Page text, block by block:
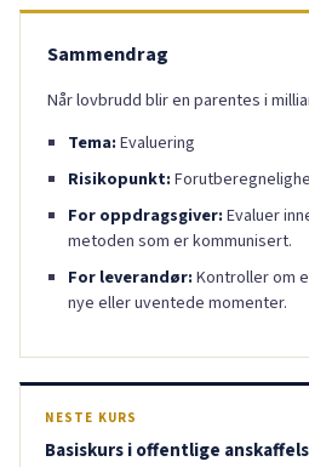
Sammendrag
Når lovbrudd blir en parentes i
Tema: Evaluering
Risikopunkt:
For oppdragsgiver: Evaluer
metoden som er kommunisert.
For leverandør: Kontroller om
nye eller uventede momenter.
NESTE KURS
Basiskurs i offentlige